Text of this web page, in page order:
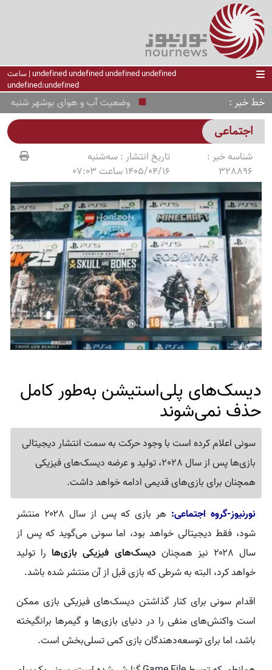
undefined undefined undefined undefined | ساعت
undefined:undefined
خط خبر وضعیت آب و هوای بوشهر شنبه 17 مرداد ؛ هشدار زرد هواشناسی
اجتماعی
شناسه خبر :
328896
تاریخ انتشار :سه‌شنبه
1405/04/16 ساعت 07:03
دیسک‌های پلی‌استیشن به‌طور کامل
حذف نمی‌شوند
سونی اعلام کرده است با وجود حرکت به سمت انتشار دیجیتالی
بازی‌ها پس از سال 2028، تولید و عرضه دیسک‌های فیزیکی
همچنان برای بازی‌های قدیمی ادامه خواهد داشت.
نورنیوز-گروه اجتماعی:
هر بازی که پس از سال ۲۰۲۸ منتشر
شود، فقط دیجیتالی خواهد بود، اما سونی می‌گوید که پس از
سال ۲۰۲۸ نیز همچنان
دیسک‌های فیزیکی بازی‌هارا تولید
خواهد کرد، البته به شرطی که بازی قبل از آن منتشر شده باشد.
اقدام سونی برای کنار گذاشتن دیسک‌های فیزیکی بازی ممکن
است واکنش‌های منفی را در دنیای بازی‌ها و گیمرها برانگیخته
باشد، اما برای توسعه‌دهندگان بازی کمی تسلی‌بخش است.